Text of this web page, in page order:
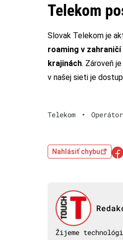
Telekom
Slovak Telekom je
roaming v
krajinách. Zároveň
v našej sieti je
Telekom •
Nahlásiť chybu
Žijeme